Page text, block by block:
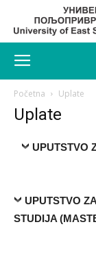
Početna Uplate
Uplate
UPUTSTVO
UPUTSTVO
STUDIJA